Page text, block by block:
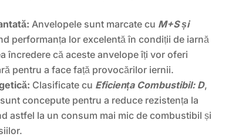
Anvelopele sunt marcate cu M+S și
performanța lor excelentă în condiții de iarnă
încredere că aceste anvelope îți vor oferi
pentru a face față provocărilor iernii.
Clasificate cu Eficiența Combustibil: D,
concepute pentru a reduce rezistența la
astfel la un consum mai mic de combustibil și